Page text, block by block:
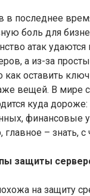
в последнее
боль для
атак удаются
а из-за
как оставить
вещей. В мире
куда
финансовые
– знать, с
защиты
на защиту